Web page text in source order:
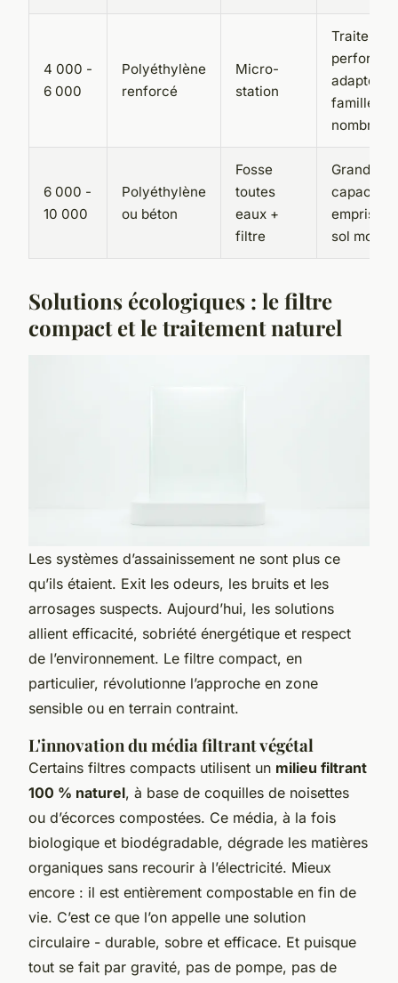
4 000 -
6 000
Polyéthylène
renforcé
Micro-
station
adapté
familles
6 000 -
10 000
Polyéthylène
ou béton
Fosse
toutes
eaux +
filtre
Grande
capacité,
emprise
sol
Solutions écologiques : le filtre
compact et le traitement naturel
Les systèmes d’assainissement ne sont plus ce
qu’ils étaient. Exit les odeurs, les bruits et les
arrosages suspects. Aujourd’hui, les solutions
allient efficacité, sobriété énergétique et respect
de l’environnement. Le filtre compact, en
particulier, révolutionne l’approche en zone
sensible ou en terrain contraint.
L'innovation du média filtrant végétal
Certains filtres compacts utilisent un milieu filtrant
100 % naturel, à base de coquilles de noisettes
ou d’écorces compostées. Ce média, à la fois
biologique et biodégradable, dégrade les matières
organiques sans recourir à l’électricité. Mieux
encore : il est entièrement compostable en fin de
vie. C’est ce que l’on appelle une solution
circulaire - durable, sobre et efficace. Et puisque
tout se fait par gravité, pas de pompe, pas de